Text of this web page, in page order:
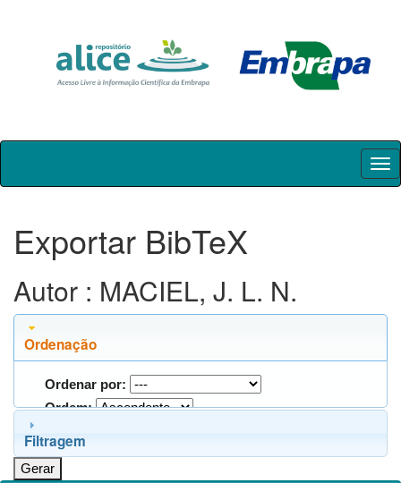
Skip
Exportar BibTeX
Autor : MACIEL, J. L. N.
Ordenação
Ordenar por:
Ordem:
Filtragem